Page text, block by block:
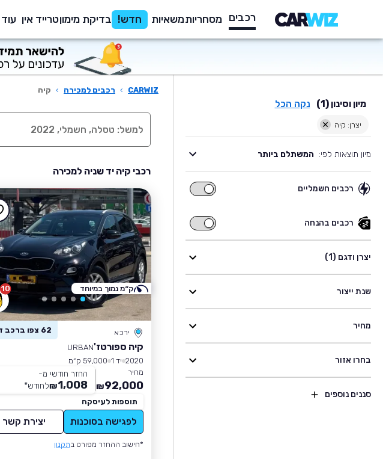
רכבים מסחריותמשאיות חדש! בדיקת מימוןטרייד אין עוד
מיון וסינון (1) נקה הכל
יצרן: קיה
מיון תוצאות לפי: המשתלם ביותר
רכבים חשמליים
רכבים
רכבים בהנחה
רכבים
בהנחה
יצרן ודגם (1)
שנת ייצור
מחיר
בחרו אזור
סננים נוספים
CARWIZ
› רכבים למכירה › קיה
רכבי קיה יד שניה למכירה
10
ירכא 62 צפו ברכב זה
קיה ספורטז'URBAN
2020 יד 1
59,000 ק״מ
מחיר
92,000
₪
החזר חודשי מ-
1,008
₪לחודש*
תוספות לעיסקה
לפגישה בסוכנות יצירת קשר
*חישוב ההחזר מפורט בתקנון
ק״מ נמוך במיוחד